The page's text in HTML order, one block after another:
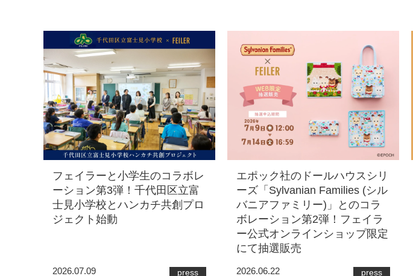
フェイラーと小学生のコラボレ
ーション第3弾！千代田区立富
士見小学校とハンカチ共創プロ
ジェクト始動
2026.07.09 press
エポック社のドールハウスシリ
ーズ「Sylvanian Families (シル
バニアファミリー)」とのコラ
ボレーション第2弾！フェイラ
ー公式オンラインショップ限定
にて抽選販売
2026.06.22 press